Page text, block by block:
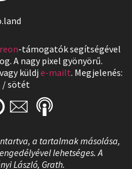
-támogatók segítségével
A nagy pixel gyönyörű.
küldje-mailt. Megjelenés:
/sötét
a tartalmak másolása,
lehetséges. A
László, Grath.